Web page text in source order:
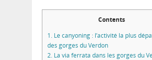
Contents
1. Le canyoning : l’activité la plus
des gorges du Verdon
2. La via ferrata dans les gorges du